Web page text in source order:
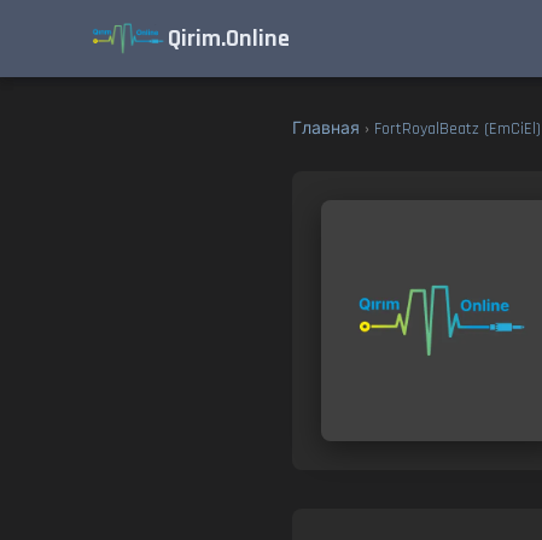
Qirim.Online
Главная › FortRoyalBeatz (EmCiEl)